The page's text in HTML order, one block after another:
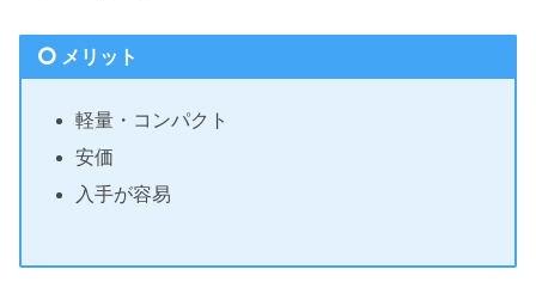
メリット
軽量・コンパクト
安価
入手が容易